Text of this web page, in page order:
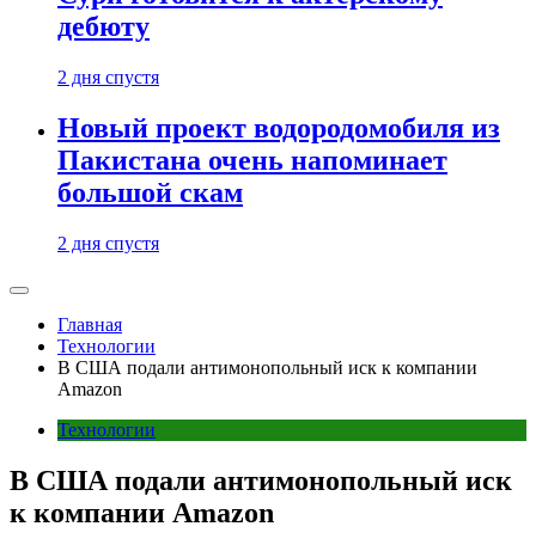
дебюту
2 дня спустя
Новый проект водородомобиля из
Пакистана очень напоминает
большой скам
2 дня спустя
Главная
Технологии
В США подали антимонопольный иск к компании
Amazon
Технологии
В США подали антимонопольный иск
к компании Amazon